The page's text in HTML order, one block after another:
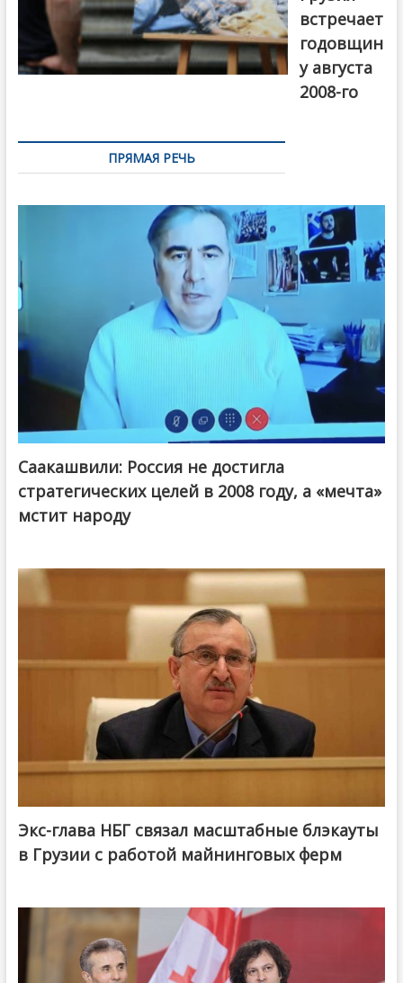
встречает
годовщин
у августа
2008-го
ПРЯМАЯ РЕЧЬ
Саакашвили: Россия не достигла
стратегических целей в 2008 году, а «мечта»
мстит народу
Экс-глава НБГ связал масштабные блэкауты
в Грузии с работой майнинговых ферм